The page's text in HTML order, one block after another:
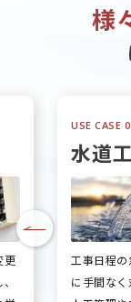
様
更
USE CASE
水道
工事日程
に手間なく